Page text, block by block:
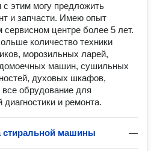
этим могу предложить
и запчасти. Имею опыт
сервисном центре более 5 лет.
количество техники
морозильных ларей,
машин, сушильных
духовых шкафов,
обрудование для
диагностики и ремонта.
стиральной машины —